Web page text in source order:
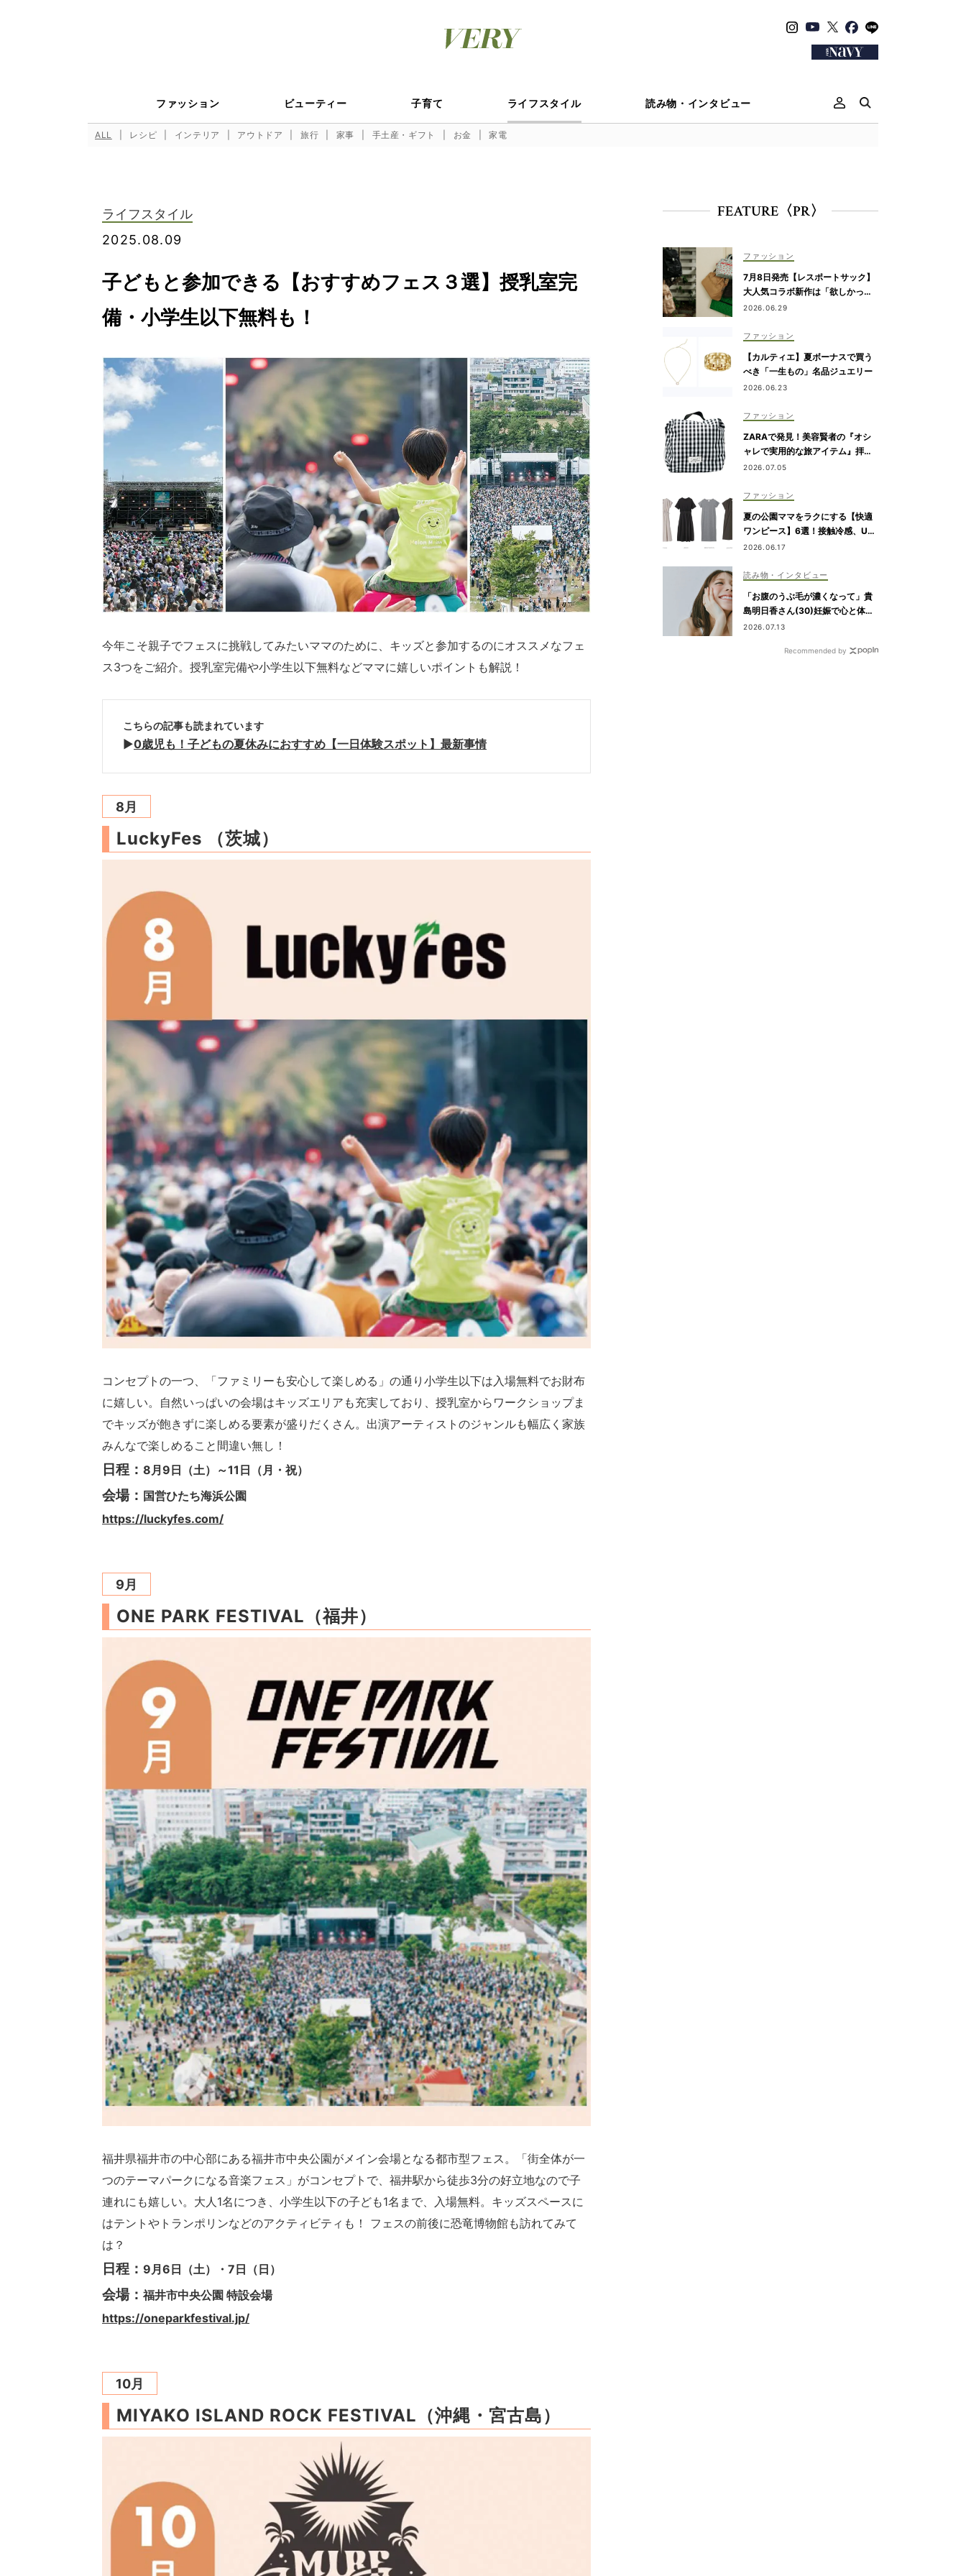
ファッション ビューティー 子育て ライフスタイル 読み物・インタビュー
ALL レシピ インテリア アウトドア 旅行 家事 手土産・ギフト お金 家電
ライフスタイル
2025.08.09
子どもと参加できる【おすすめフェス３選】授乳室完
備・小学生以下無料も！
今年こそ親子でフェスに挑戦してみたいママのために、キッズと参加するのにオススメなフェ
ス3つをご紹介。授乳室完備や小学生以下無料などママに嬉しいポイントも解説！
こちらの記事も読まれています
▶︎0歳児も！子どもの夏休みにおすすめ【一日体験スポット】最新事情
8月
LuckyFes （茨城）
コンセプトの一つ、「ファミリーも安心して楽しめる」の通り小学生以下は入場無料でお財布
に嬉しい。自然いっぱいの会場はキッズエリアも充実しており、授乳室からワークショップま
でキッズが飽きずに楽しめる要素が盛りだくさん。出演アーティストのジャンルも幅広く家族
みんなで楽しめること間違い無し！
日程： 8月9日（土）～11日（月・祝）
会場： 国営ひたち海浜公園
https://luckyfes.com/
9月
ONE PARK FESTIVAL（福井）
福井県福井市の中心部にある福井市中央公園がメイン会場となる都市型フェス。「街全体が一
つのテーマパークになる音楽フェス」がコンセプトで、福井駅から徒歩3分の好立地なので子
連れにも嬉しい。大人1名につき、小学生以下の子ども1名まで、入場無料。キッズスペースに
はテントやトランポリンなどのアクティビティも！ フェスの前後に恐竜博物館も訪れてみて
は？
日程： 9月6日（土）・7日（日）
会場： 福井市中央公園 特設会場
https://oneparkfestival.jp/
10月
MIYAKO ISLAND ROCK FESTIVAL（沖縄・宮古島）
FEATURE〈PR〉
ファッション
7月8日発売【レスポートサック】
大人気コラボ新作は「欲しかっ
た」が詰まったリュック、バッグ
2026.06.29
ファッション
【カルティエ】夏ボーナスで買う
べき「一生もの」名品ジュエリー
2026.06.23
ファッション
ZARAで発見！美容賢者の『オシ
ャレで実用的な旅アイテム』拝
見！
2026.07.05
ファッション
夏の公園ママをラクにする【快適
ワンピース】6選！接触冷感、UV
カット機能付きも
2026.06.17
読み物・インタビュー
「お腹のうぶ毛が濃くなって」貴
島明日香さん(30)妊娠で心と体に
生じた変化も「愛しいです」
2026.07.13
Recommended by